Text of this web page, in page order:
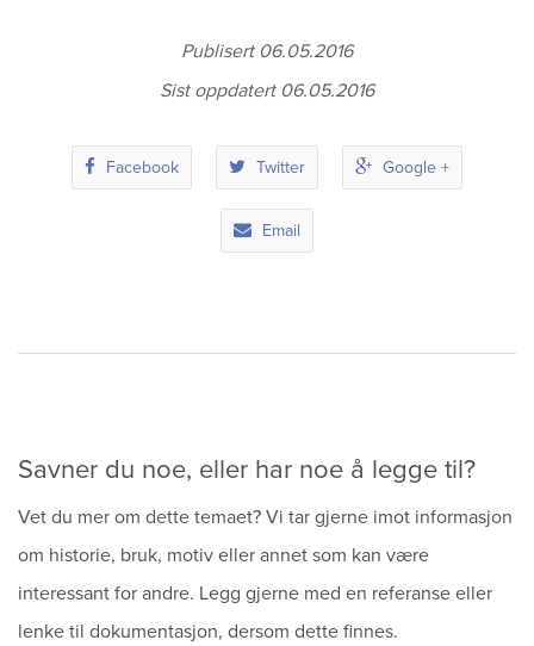
Publisert 06.05.2016
Sist oppdatert 06.05.2016
Facebook Twitter Google +
Email
Savner du noe, eller har noe å legge til?
Vet du mer om dette temaet? Vi tar gjerne imot informasjon
om historie, bruk, motiv eller annet som kan være
interessant for andre. Legg gjerne med en referanse eller
lenke til dokumentasjon, dersom dette finnes.